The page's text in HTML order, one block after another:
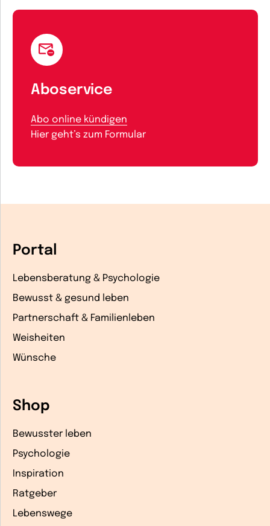
Aboservice
Abo online kündigen
Hier geht’s zum Formular
Portal
Lebensberatung & Psychologie
Bewusst & gesund leben
Partnerschaft & Familienleben
Weisheiten
Wünsche
Shop
Bewusster leben
Psychologie
Inspiration
Ratgeber
Lebenswege